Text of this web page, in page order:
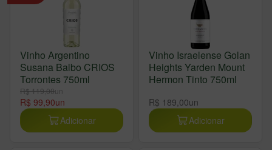
Vinho Argentino
Susana Balbo CRIOS
Torrontes 750ml
R$ 119,00un
R$ 99,90un
Adicionar
Vinho Israelense Golan
Heights Yarden Mount
Hermon Tinto 750ml
R$ 189,00un
Adicionar